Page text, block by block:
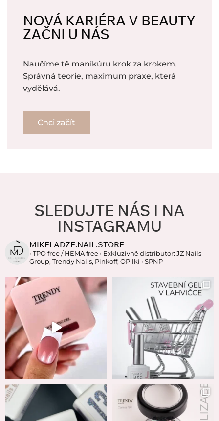
NOVÁ KARIÉRA V BEAUTY
ZAČNI U NÁS
Naučíme tě manikúru krok za krokem.
Správná teorie, maximum praxe, která
vydělává.
Chci začít
SLEDUJTE NÁS I NA
INSTAGRAMU
MIKELADZE.NAIL.STORE
• TPO free / HEMA free • Exkluzivně distributor: JZ Nails
Group, Trendy Nails, Pinkoff, OPilki • SPNP